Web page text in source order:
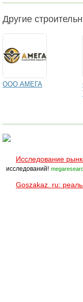
Другие
ООО АМЕГА
Исследование
исследований!
Goszakaz. ru: